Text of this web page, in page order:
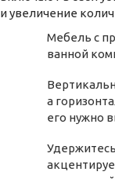
и увеличение
Мебель с
ванной
а
его нужно